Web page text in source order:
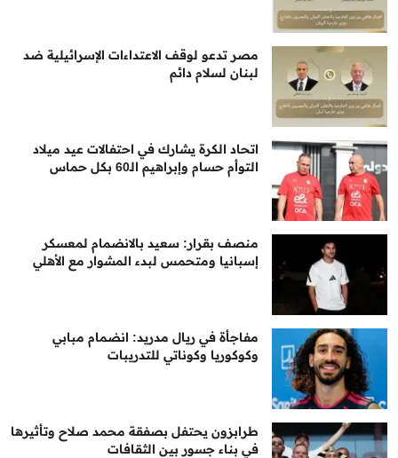
مصر تدعو لوقف الاعتداءات الإسرائيلية ضد
لبنان لسلام دائم
اتحاد الكرة يشارك في احتفالات عيد ميلاد
التوأم حسام وإبراهيم الـ60 بكل حماس
منصف بقرار: سعيد بالانضمام لمعسكر
إسبانيا ومتحمس لبدء المشوار مع الأهلي
مفاجأة في ريال مدريد: انضمام مبابي
وكوكوريا وكوناتي للتدريبات
طرابزون يحتفل بصفقة محمد صلاح وتأثيرها
في بناء جسور بين الثقافات